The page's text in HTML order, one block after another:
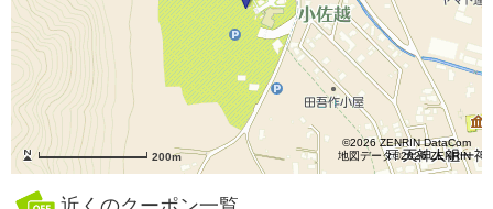
200m
©2026 ZENRIN DataCom
地図データ©2026 ZENRIN